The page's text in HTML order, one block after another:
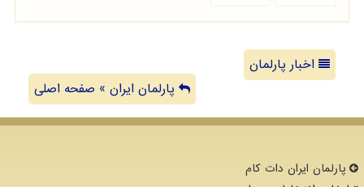
اخبار پارلمان
پارلمان ایران » صفحه اصلی
پارلمان ایران دات كام